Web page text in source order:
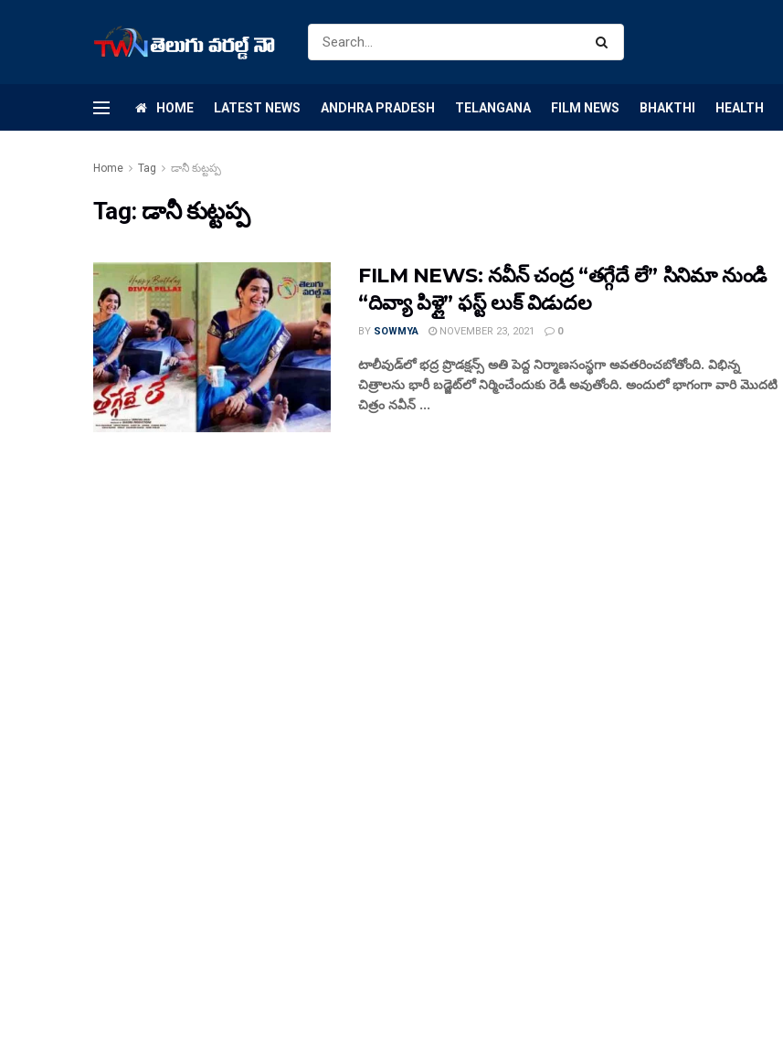
HOME LATEST NEWS ANDHRA PRADESH TELANGANA FILM NEWS BHAKTHI HEALTH
Home Tag డానీ కుట్టప్ప
Tag: డానీ కుట్టప్ప
FILM NEWS: నవీన్ చంద్ర “తగ్గేదే లే” సినిమా నుండి
“దివ్యా పిళ్లై” ఫస్ట్ లుక్ విడుదల
BY SOWMYA NOVEMBER 23, 2021 0
టాలీవుడ్‌లో భద్ర ప్రొడక్షన్స్ అతి పెద్ద నిర్మాణసంస్థగా అవతరించబోతోంది. విభిన్న
చిత్రాలను భారీ బడ్జెట్‌లో నిర్మించేందుకు రెడీ అవుతోంది. అందులో భాగంగా వారి మొదటి
చిత్రం నవీన్ ...